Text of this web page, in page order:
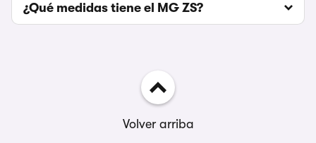
¿Qué medidas tiene el MG ZS?
Volver arriba